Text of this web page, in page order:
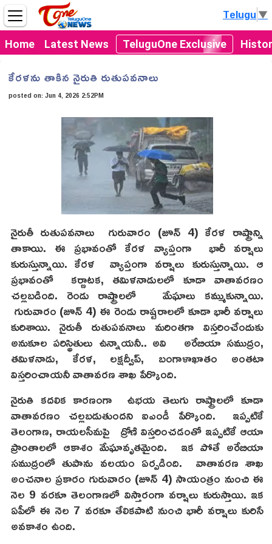
Home Latest News TeluguOne Exclusive
Telugu▼
కేరళను తాకిన నైరుతి రుతుపవనాలు
posted on:Jun 4, 2026 2:52PM
నైరుతీ రుతుపవనాలు గురువారం (జూన్ 4) కేరళ రాష్ట్రాన్ని
తాకాయి. ఈ ప్రభావంతో కేరళ వ్యాప్తంగా భారీ వర్షాలు
కురుస్తున్నాయి. కేరళ వ్యాప్తంగా వర్షాలు కురుస్తున్నాయి. ఆ
ప్రభావంతో కర్ణాటక, తమిళనాడులలో కూడా వాతావరణం
చల్లబడింది. రెండు రాష్ట్రాలలో మేఘాలు కమ్ముకున్నాయి.
గురువారం (జూన్ 4) ఈ రెండు రాష్టరాలలో కూడా భారీ వర్షాలు
కురిశాయి. నైరుతీ రుతుపవనాలు మరింతగా విస్తరించేందుకు
అనుకూల పరిస్థితులు ఉన్నాయనీ.. అవి అరేబియా సముద్రం,
తమిళనాడు, కేరళ, లక్షద్వీప్, బంగాళాఖాతం అంతటా
విస్తరించాయనీ వాతావరణ శాఖ పేర్కొంది.
నైరుతి కదలిక కారణంగా ఉభయ తెలుగు రాష్ట్రాలలో కూడా
వాతావరణం చల్లబడుతుందని ఐఎండీ పేర్కొంది. ఇప్పటికే
తెలంగాణ, రాయలసీమపై ద్రోణి విస్తరించడంతో ఇప్పటికే ఆయా
ప్రాంతాలలో ఆకాశం మేఘావృతమైంది. ఇక పోతే అరేబియా
సముద్రంలో తుపాను వలయం ఏర్పడింది. వాతావరణ శాఖ
అంచనాల ప్రకారం గురువారం (జూన్ 4) సాయంత్రం నుంచి ఈ
నెల 9 వరకూ తెలంగాణలో విస్తారంగా వర్షాలు కురుస్తాయి. ఇక
ఏపీలో ఈ నెల 7 వరకూ తేలికపాటి నుంచి భారీ వర్షాలు కురిసే
అవకాశం ఉంది.